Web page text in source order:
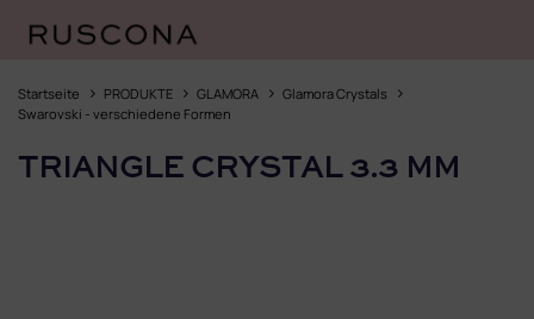
Inhalt
springen
Startseite PRODUKTE GLAMORA
Glamora Crystals
Swarovski - verschiedene Formen
TRIANGLE CRYSTAL 3.3 MM